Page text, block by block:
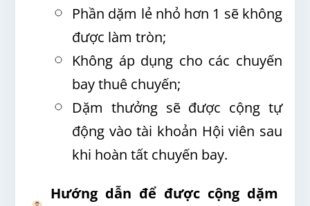
Phần dặm lẻ nhỏ hơn 1 sẽ không
được làm tròn;
Không áp dụng cho các chuyến
bay thuê chuyến;
Dặm thưởng sẽ được cộng tự
động vào tài khoản Hội viên sau
khi hoàn tất chuyến bay.
Hướng dẫn để được cộng dặm